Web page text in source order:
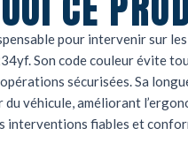
pour intervenir sur
Son code couleur évite
sécurisées. Sa
véhicule, améliorant
interventions fiables et